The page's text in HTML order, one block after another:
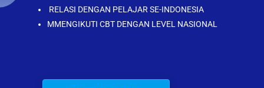
RELASI DENGAN PELAJAR SE-INDONESIA
MMENGIKUTI CBT DENGAN LEVEL NASIONAL